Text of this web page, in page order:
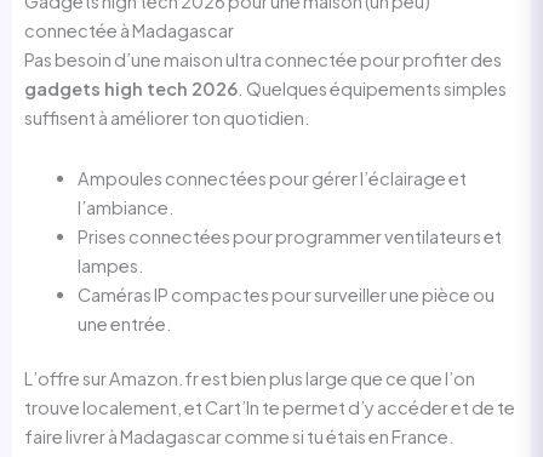
connectée à Madagascar
Pas besoin d’une maison ultra connectée pour profiter des
gadgets high tech 2026 . Quelques équipements simples
suffisent à améliorer ton quotidien.
Ampoules connectées pour gérer l’éclairage et
l’ambiance.
Prises connectées pour programmer ventilateurs et
lampes.
Caméras IP compactes pour surveiller une pièce ou
une entrée.
L’offre sur Amazon.fr est bien plus large que ce que l’on
trouve localement, et Cart’In te permet d’y accéder et de te
faire livrer à Madagascar comme si tu étais en France.